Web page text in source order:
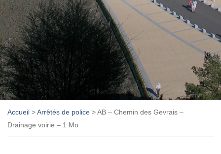
Accueil >Arrêtés de police >AB – Chemin des Gevrais –
Drainage voirie – 1 Mo